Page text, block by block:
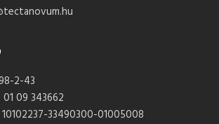
2-43
01 09 343662
10102237-33490300-01005008